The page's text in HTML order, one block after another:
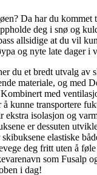
Da har du kommet
deg i snø og
allsidige at du vil
og nyte late dager i
du et bredt utvalg av
materiale, og med
med
kunne transportere
ekstra isolasjon og
er dessuten
elastiske
deg fritt uten å føle
som Fusalp
i dag!